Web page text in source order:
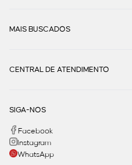
MAIS BUSCADOS
CENTRAL DE ATENDIMENTO
SIGA-NOS
Facebook
Instagram
WhatsApp